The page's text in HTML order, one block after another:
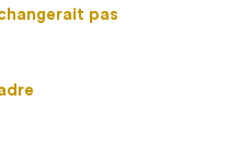
pas